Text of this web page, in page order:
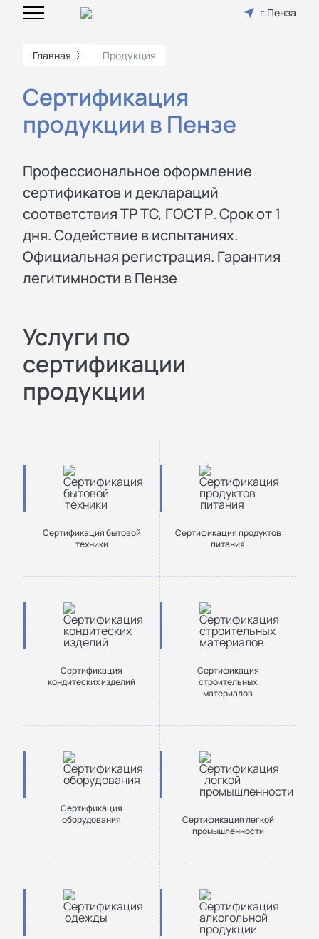
г.Пенза
Главная Продукция
Сертификация
продукции в Пензе
Профессиональное оформление
сертификатов и деклараций
соответствия ТР ТС, ГОСТ Р. Срок от 1
дня. Содействие в испытаниях.
Официальная регистрация. Гарантия
легитимности в Пензе
Услуги по
сертификации
продукции
Сертификация бытовой
техники
Сертификация продуктов
питания
Сертификация
кондитеских изделий
Сертификация
строительных
материалов
Сертификация
оборудования
Сертификация легкой
промышленности